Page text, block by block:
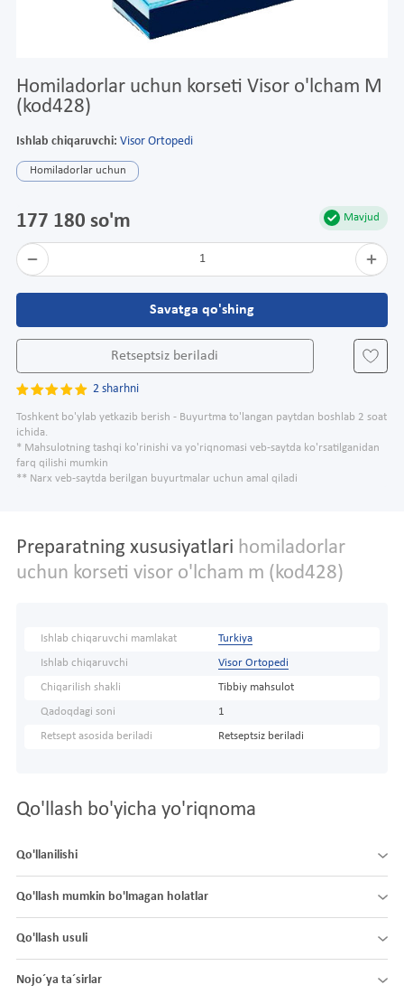
Homiladorlar uchun korseti Visor o'lcham M
(kod428)
Ishlab chiqaruvchi: Visor Ortopedi
Homiladorlar uchun
Mavjud
177 180 so'm
1
Savatga qo'shing
Retseptsiz beriladi
2 sharhni
Toshkent bo'ylab yetkazib berish - Buyurtma to'langan paytdan boshlab 2 soat
ichida.
* Mahsulotning tashqi ko'rinishi va yo'riqnomasi veb-saytda ko'rsatilganidan
farq qilishi mumkin
** Narx veb-saytda berilgan buyurtmalar uchun amal qiladi
Preparatning xususiyatlari homiladorlar
uchun korseti visor o'lcham m (kod428)
Ishlab chiqaruvchi mamlakat Turkiya
Ishlab chiqaruvchi Visor Ortopedi
Chiqarilish shakli Tibbiy mahsulot
Qadoqdagi soni 1
Retsept asosida beriladi Retseptsiz beriladi
Qo'llash bo'yicha yo'riqnoma
Qo'llanilishi
Qo'llash mumkin bo'lmagan holatlar
Qo'llash usuli
Nojo´ya ta´sirlar